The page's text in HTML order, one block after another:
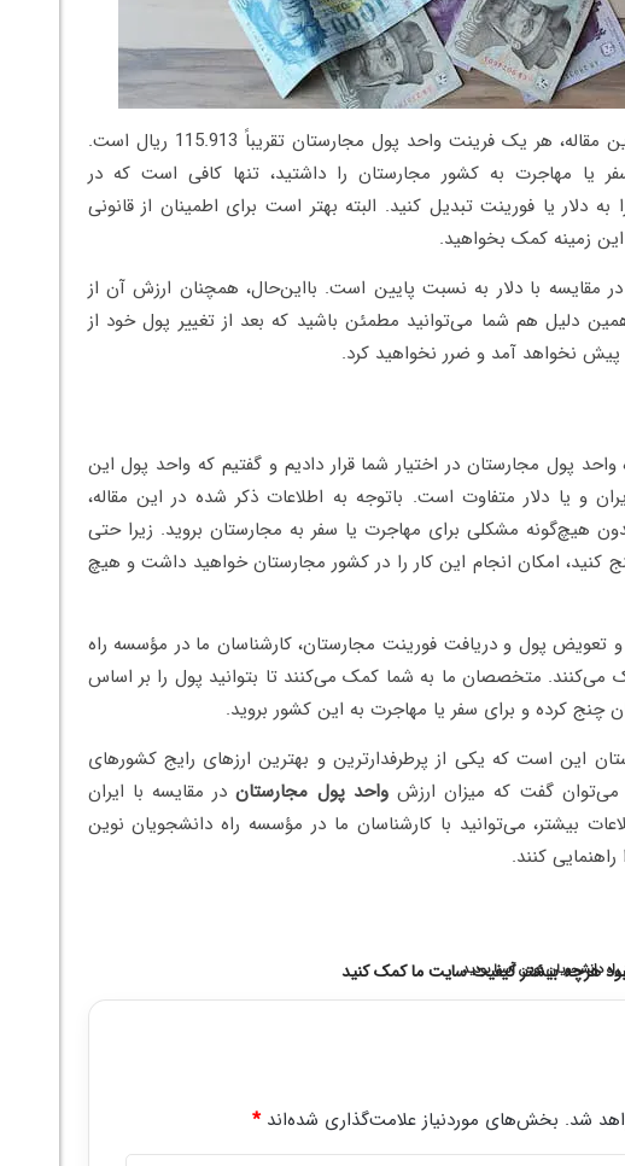
در حال حاضر و در زمان نگارش این مقاله، هر یک فرینت واحد پول مجارستان تقریباً 115.913 ریال است.
یا مهاجرت به کشور مجارستان را داشتید، تنها کافی است که در
دلار یا فورینت تبدیل کنید. البته بهتر است برای اطمینان از قانونی
زمینه کمک بخواهید.
مقایسه با دلار به نسبت پایین است. بااین‌حال، همچنان ارزش آن از
دلیل هم شما می‌توانید مطمئن باشید که بعد از تغییر پول خود از
پیش نخواهد آمد و ضرر نخواهید کرد.
واحد پول مجارستان در اختیار شما قرار دادیم و گفتیم که واحد پول این
و یا دلار متفاوت است. باتوجه ‌به اطلاعات ذکر شده در این مقاله،
هیچ‌گونه مشکلی برای مهاجرت یا سفر به مجارستان بروید. زیرا حتی
کنید، امکان انجام این کار را در کشور مجارستان خواهید داشت و هیچ
و تعویض پول و دریافت فورینت مجارستان، کارشناسان ما در مؤسسه راه
می‌کنند. متخصصان ما به شما کمک می‌کنند تا بتوانید پول را بر اساس
چنج کرده و برای سفر یا مهاجرت به این کشور بروید.
این است که یکی از پرطرفدارترین و بهترین ارزهای رایج کشورهای
می‌توان گفت که میزان ارزشواحد پول مجارستاندر مقایسه با ایران
بیشتر، می‌توانید با کارشناسان ما در مؤسسه راه دانشجویان نوین
کنند.
دانشجویان نوین آسیا بودید
هرچه بیشتر کیفیت سایت ما کمک کنید
شد. بخش‌های موردنیاز علامت‌گذاری شده‌اند*